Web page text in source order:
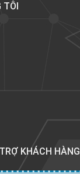
KHÁCH HÀNG